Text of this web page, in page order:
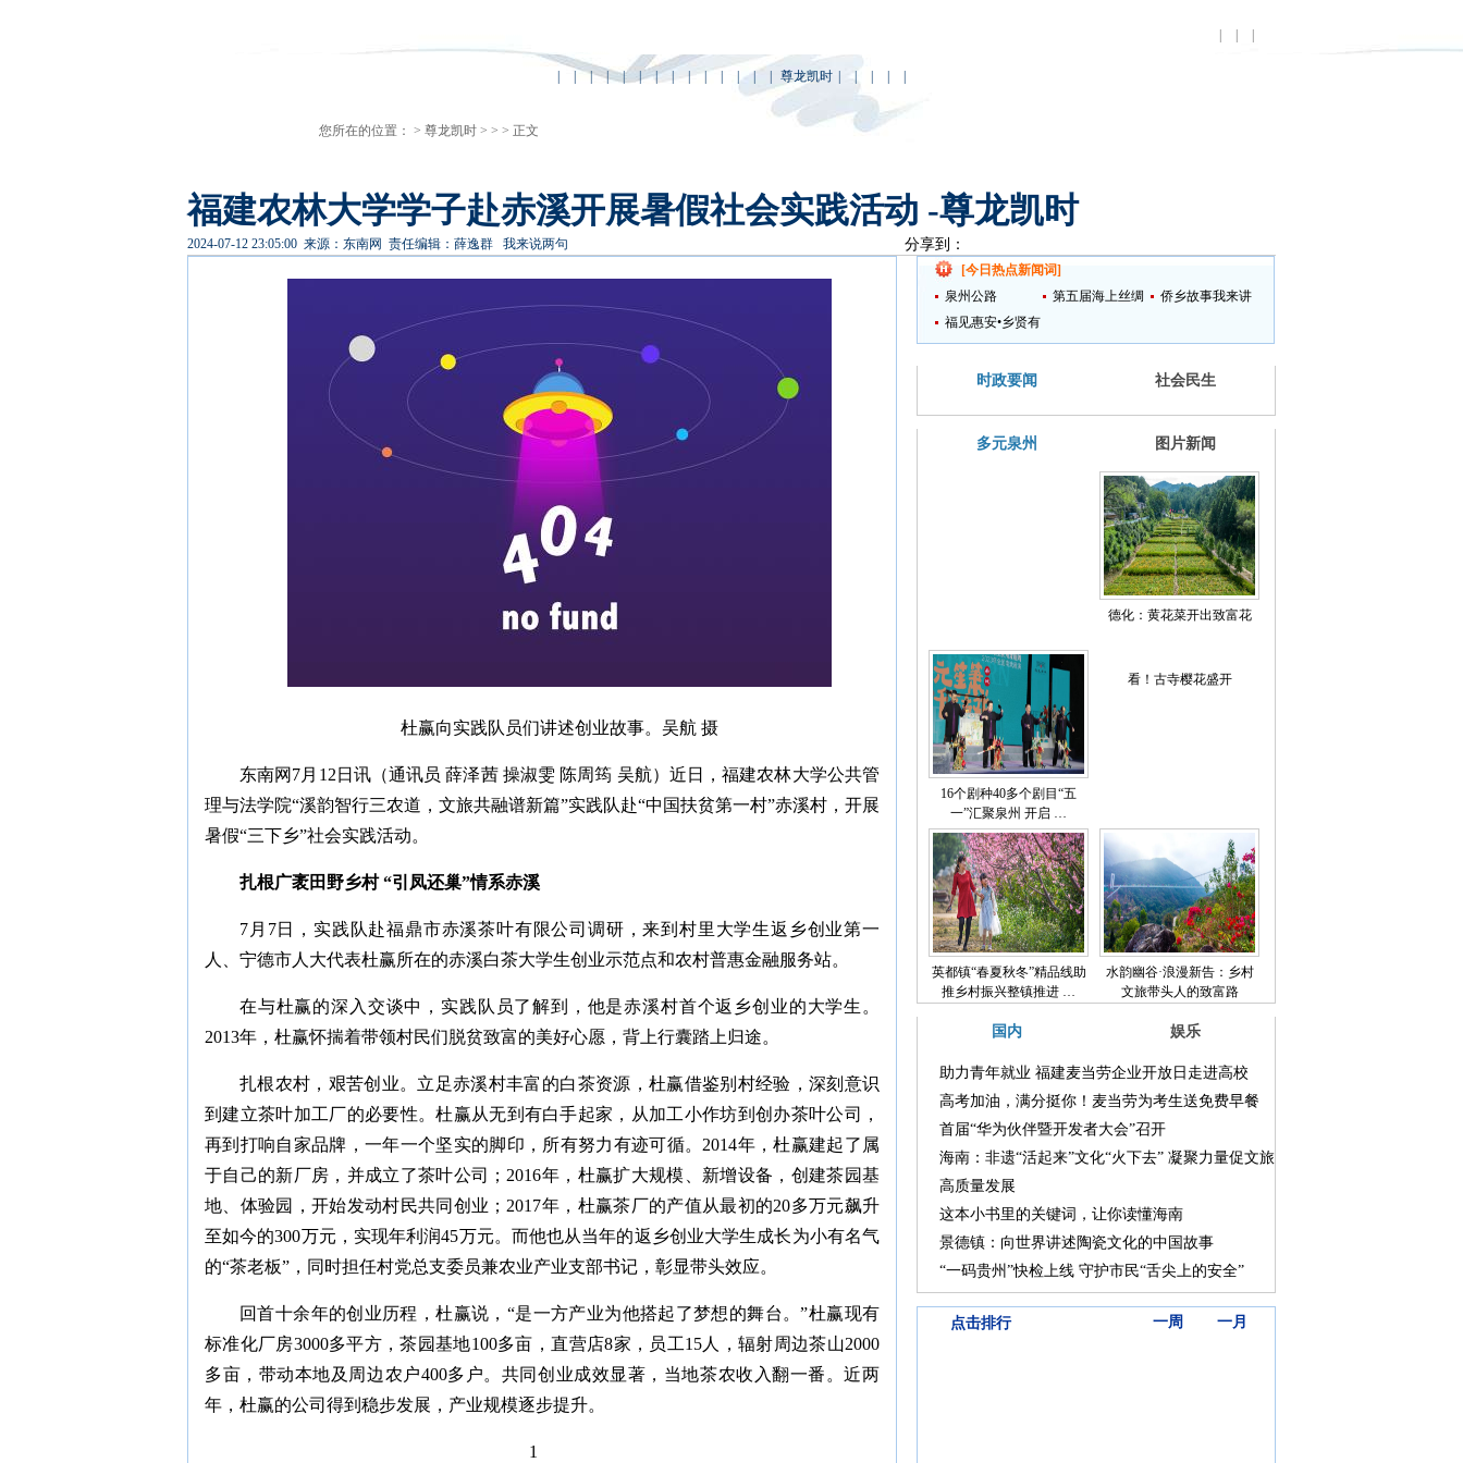
| | | 尊龙凯时
您所在的位置： > 尊龙凯时 > > > 正文
福建农林大学学子赴赤溪开展暑假社会实践活动 -尊龙凯时
2024-07-12 23:05:00 来源：东南网 责任编辑：薛逸群 我来说两句 分享到：
杜赢向实践队员们讲述创业故事。吴航 摄
东南网7月12日讯（通讯员 薛泽茜 操淑雯 陈周筠 吴航）近日，福建农林大学公共管
理与法学院“溪韵智行三农道，文旅共融谱新篇”实践队赴“中国扶贫第一村”赤溪村，开展
暑假“三下乡”社会实践活动。
扎根广袤田野乡村 “引凤还巢”情系赤溪
7月7日，实践队赴福鼎市赤溪茶叶有限公司调研，来到村里大学生返乡创业第一
人、宁德市人大代表杜赢所在的赤溪白茶大学生创业示范点和农村普惠金融服务站。
在与杜赢的深入交谈中，实践队员了解到，他是赤溪村首个返乡创业的大学生。
2013年，杜赢怀揣着带领村民们脱贫致富的美好心愿，背上行囊踏上归途。
扎根农村，艰苦创业。立足赤溪村丰富的白茶资源，杜赢借鉴别村经验，深刻意识
到建立茶叶加工厂的必要性。杜赢从无到有白手起家，从加工小作坊到创办茶叶公司，
再到打响自家品牌，一年一个坚实的脚印，所有努力有迹可循。2014年，杜赢建起了属
于自己的新厂房，并成立了茶叶公司；2016年，杜赢扩大规模、新增设备，创建茶园基
地、体验园，开始发动村民共同创业；2017年，杜赢茶厂的产值从最初的20多万元飙升
至如今的300万元，实现年利润45万元。而他也从当年的返乡创业大学生成长为小有名气
的“茶老板”，同时担任村党总支委员兼农业产业支部书记，彰显带头效应。
回首十余年的创业历程，杜赢说，“是一方产业为他搭起了梦想的舞台。”杜赢现有
标准化厂房3000多平方，茶园基地100多亩，直营店8家，员工15人，辐射周边茶山2000
多亩，带动本地及周边农户400多户。共同创业成效显著，当地茶农收入翻一番。近两
年，杜赢的公司得到稳步发展，产业规模逐步提升。
1
[今日热点新闻词]
泉州公路
第五届海上丝绸
侨乡故事我来讲
福见惠安•乡贤有
为
时政要闻 社会民生
多元泉州 图片新闻
德化：黄花菜开出致富花
16个剧种40多个剧目“五
一”汇聚泉州 开启 …
看！古寺樱花盛开
英都镇“春夏秋冬”精品线助
推乡村振兴整镇推进 …
水韵幽谷·浪漫新告：乡村
文旅带头人的致富路
国内 娱乐
助力青年就业 福建麦当劳企业开放日走进高校
高考加油，满分挺你！麦当劳为考生送免费早餐
首届“华为伙伴暨开发者大会”召开
海南：非遗“活起来”文化“火下去” 凝聚力量促文旅
高质量发展
这本小书里的关键词，让你读懂海南
景德镇：向世界讲述陶瓷文化的中国故事
“一码贵州”快检上线 守护市民“舌尖上的安全”
点击排行 一周 一月